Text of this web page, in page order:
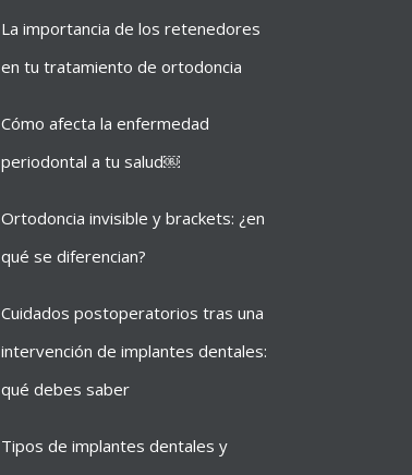
La importancia de los retenedores
en tu tratamiento de ortodoncia
Cómo afecta la enfermedad
periodontal a tu salud￼
Ortodoncia invisible y brackets: ¿en
qué se diferencian?
Cuidados postoperatorios tras una
intervención de implantes dentales:
qué debes saber
Tipos de implantes dentales y